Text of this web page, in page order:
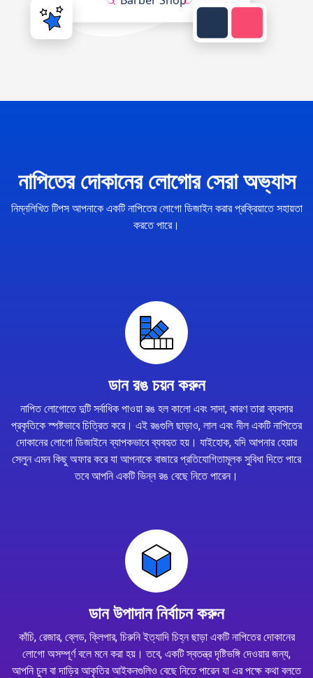
নাপিতের দোকানের লোগোর সেরা অভ্যাস
নিম্নলিখিত টিপস আপনাকে একটি নাপিতের লোগো ডিজাইন করার প্রক্রিয়াতে সহায়তা
করতে পারে।
ডান রঙ চয়ন করুন
নাপিত লোগোতে দুটি সর্বাধিক পাওয়া রঙ হল কালো এবং সাদা, কারণ তারা ব্যবসার
প্রকৃতিকে স্পষ্টভাবে চিত্রিত করে। এই রঙগুলি ছাড়াও, লাল এবং নীল একটি নাপিতের
দোকানের লোগো ডিজাইনে ব্যাপকভাবে ব্যবহৃত হয়। যাইহোক, যদি আপনার হেয়ার
সেলুন এমন কিছু অফার করে যা আপনাকে বাজারে প্রতিযোগিতামূলক সুবিধা দিতে পারে
তবে আপনি একটি ভিন্ন রঙ বেছে নিতে পারেন।
ডান উপাদান নির্বাচন করুন
কাঁচি, রেজার, ব্লেড, ক্লিপার, চিরুনি ইত্যাদি চিহ্ন ছাড়া একটি নাপিতের দোকানের
লোগো অসম্পূর্ণ বলে মনে করা হয়। তবে, একটি স্বতন্ত্র দৃষ্টিভঙ্গি দেওয়ার জন্য,
আপনি চুল বা দাড়ির আকৃতির আইকনগুলিও বেছে নিতে পারেন যা এর পক্ষে কথা বলতে